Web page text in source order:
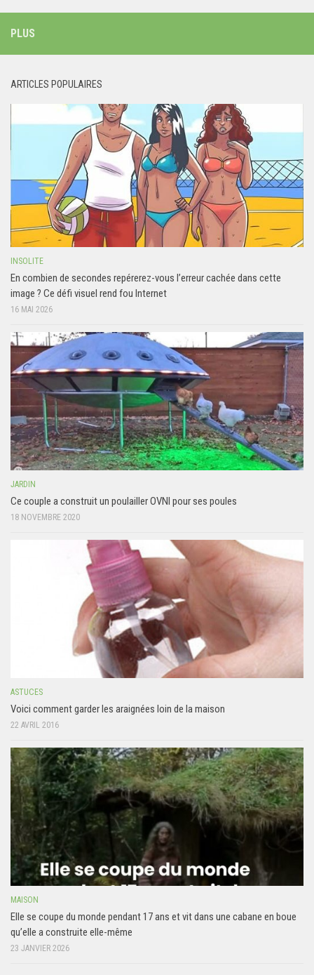
PLUS
ARTICLES POPULAIRES
INSOLITE
En combien de secondes repérerez-vous l’erreur cachée dans cette
image ? Ce défi visuel rend fou Internet
16 MAI 2026
JARDIN
Ce couple a construit un poulailler OVNI pour ses poules
18 NOVEMBRE 2020
ASTUCES
Voici comment garder les araignées loin de la maison
22 AVRIL 2016
MAISON
Elle se coupe du monde pendant 17 ans et vit dans une cabane en boue
qu’elle a construite elle-même
23 JANVIER 2026